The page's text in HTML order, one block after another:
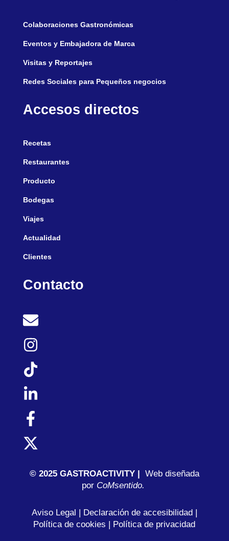
Colaboraciones Gastronómicas
Eventos y Embajadora de Marca
Visitas y Reportajes
Redes Sociales para Pequeños negocios
Accesos directos
Recetas
Restaurantes
Producto
Bodegas
Viajes
Actualidad
Clientes
Contacto
© 2025 GASTROACTIVITY |
Web diseñada
porCoMsentido.
Aviso Legal Declaración de accesibilidad
Política de cookies
Política de privacidad